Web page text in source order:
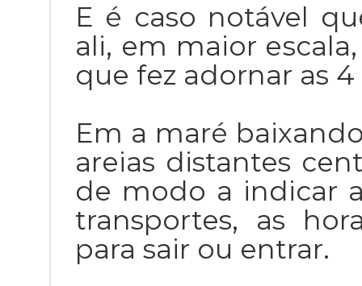
E é caso notável
ali, em maior
que fez adornar as 4
Em a maré
areias distantes
de modo a indicar
transportes, as
para sair ou entrar.